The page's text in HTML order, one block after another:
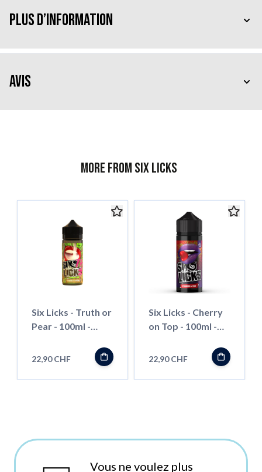
Plus d’information
Avis
More from Six Licks
Six Licks - Truth or
Pear - 100ml -
22,90 CHF
Six Licks - Cherry
on Top - 100ml -
22,90 CHF
Vous ne voulez plus